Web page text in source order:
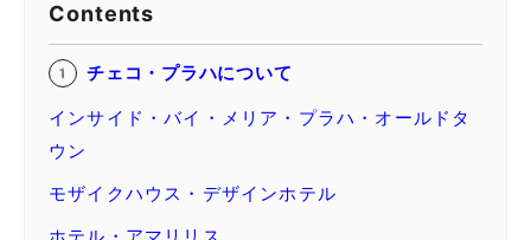
Contents
チェコ・プラハについて
インサイド・バイ・メリア・プラハ・オールドタ
ウン
モザイクハウス・デザインホテル